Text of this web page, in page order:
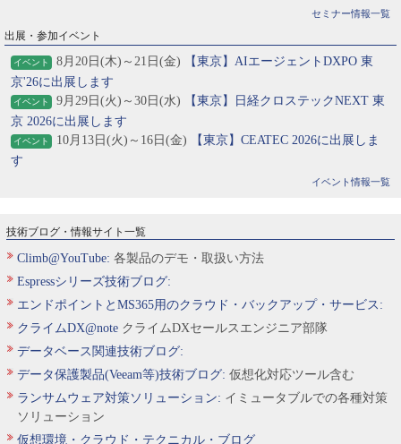
セミナー情報一覧
出展・参加イベント
イベント 8月20日(木)～21日(金)
【東京】AIエージェントDXPO 東
京'26に出展します
イベント 9月29日(火)～30日(水)
【東京】日経クロステックNEXT 東
京 2026に出展します
イベント 10月13日(火)～16日(金)
【東京】CEATEC 2026に出展しま
す
イベント情報一覧
技術ブログ・情報サイト一覧
Climb@YouTube: 各製品のデモ・取扱い方法
Espressシリーズ技術ブログ:
エンドポイントとMS365用のクラウド・バックアップ・サービス:
クライムDX@note クライムDXセールスエンジニア部隊
データベース関連技術ブログ:
データ保護製品(Veeam等)技術ブログ: 仮想化対応ツール含む
ランサムウェア対策ソリューション: イミュータブルでの各種対策
ソリューション
仮想環境・クラウド・テクニカル・ブログ